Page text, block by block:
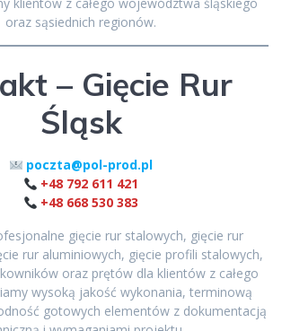
klientów z całego województwa śląskiego
oraz sąsiednich regionów.
– Gięcie Rur
Śląsk
poczta@pol-prod.pl
+48 792 611 421
+48 668 530 383
gięcie rur stalowych, gięcie rur
rur aluminiowych, gięcie profili stalowych,
oraz prętów dla klientów z całego
wysoką jakość wykonania, terminową
gotowych elementów z dokumentacją